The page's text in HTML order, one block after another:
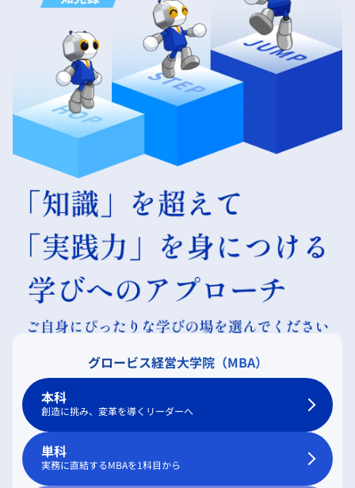
グロービス経営大学院（MBA）
本科
創造に挑み、変革を導くリーダーへ
単科
実務に直結するMBAを1科目から